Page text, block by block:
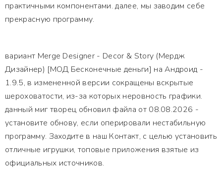
практичными компонентами. далее, мы заводим себе
прекрасную программу.
вариант Merge Designer - Decor & Story (Мердж
Дизайнер) [МОД Бесконечные деньги] на Андроид -
1.9.5, в измененной версии сокращены вскрытые
шероховатости, из-за которых неровность графики.
данный миг творец обновил файла от 08.08.2026 -
установите обнову, если оперировали нестабильную
программу. Заходите в наш Контакт, с целью установить
отличные игрушки, топовые приложения взятые из
официальных источников.